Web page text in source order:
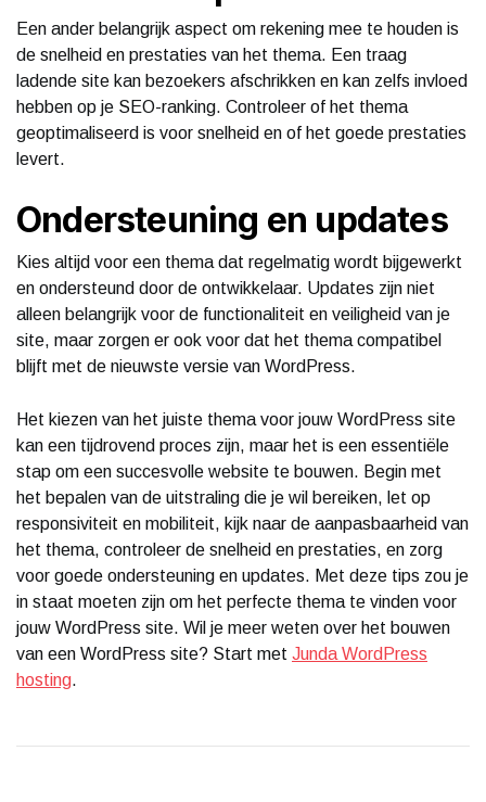
Een ander belangrijk aspect om rekening mee te houden is
de snelheid en prestaties van het thema. Een traag
ladende site kan bezoekers afschrikken en kan zelfs invloed
hebben op je SEO-ranking. Controleer of het thema
geoptimaliseerd is voor snelheid en of het goede prestaties
levert.
Ondersteuning en updates
Kies altijd voor een thema dat regelmatig wordt bijgewerkt
en ondersteund door de ontwikkelaar. Updates zijn niet
alleen belangrijk voor de functionaliteit en veiligheid van je
site, maar zorgen er ook voor dat het thema compatibel
blijft met de nieuwste versie van WordPress.
Het kiezen van het juiste thema voor jouw WordPress site
kan een tijdrovend proces zijn, maar het is een essentiële
stap om een succesvolle website te bouwen. Begin met
het bepalen van de uitstraling die je wil bereiken, let op
responsiviteit en mobiliteit, kijk naar de aanpasbaarheid van
het thema, controleer de snelheid en prestaties, en zorg
voor goede ondersteuning en updates. Met deze tips zou je
in staat moeten zijn om het perfecte thema te vinden voor
jouw WordPress site. Wil je meer weten over het bouwen
van een WordPress site? Start met Junda WordPress
hosting.